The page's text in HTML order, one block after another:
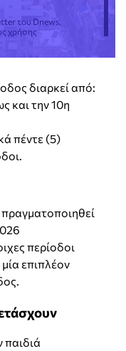
του Dnews,
χρήσης
διαρκεί από:
και την 10η
πέντε (5)
περίοδοι
επιπλέον
παιδιά